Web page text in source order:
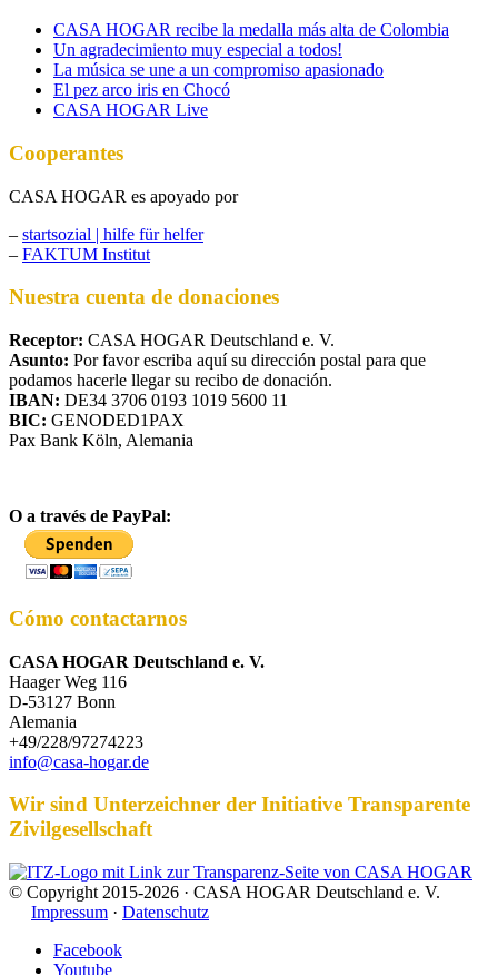
CASA HOGAR recibe la medalla más alta de Colombia
Un agradecimiento muy especial a todos!
La música se une a un compromiso apasionado
El pez arco iris en Chocó
CASA HOGAR Live
Cooperantes
CASA HOGAR es apoyado por
– startsozial | hilfe für helfer
– FAKTUM Institut
Nuestra cuenta de donaciones
Receptor: CASA HOGAR Deutschland e. V.
Asunto: Por favor escriba aquí su dirección postal para que
podamos hacerle llegar su recibo de donación.
IBAN: DE34 3706 0193 1019 5600 11
BIC: GENODED1PAX
Pax Bank Köln, Alemania
O a través de PayPal:
Cómo contactarnos
CASA HOGAR Deutschland e. V.
Haager Weg 116
D-53127 Bonn
Alemania
+49/228/97274223
info@casa-hogar.de
Wir sind Unterzeichner der Initiative Transparente
Zivilgesellschaft
© Copyright 2015-2026 · CASA HOGAR Deutschland e. V.
Impressum · Datenschutz
Facebook
Youtube